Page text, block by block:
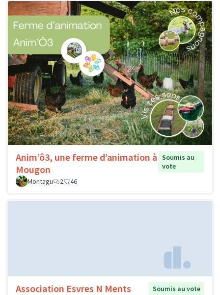
Anim’ô3, une ferme d’animation à
Mougon
Soumis au
vote
Montagu
2 46
Association Esvres N Ments
Soumis au vote